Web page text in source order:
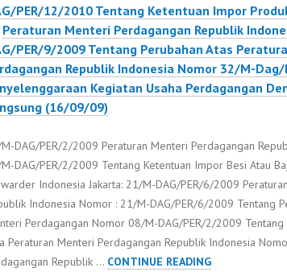
PER/12/2010 Tentang Ketentuan Impor
Peraturan Menteri Perdagangan Republik
PER/9/2009 Tentang Perubahan Atas
Republik Indonesia Nomor 32/M-
Kegiatan Usaha Perdagangan
(16/09/09)
DAG/PER/2/2009 Peraturan Menteri Perdagangan
DAG/PER/2/2009 Tentang Ketentuan Impor Besi Atau
Indonesia Jakarta: 21/M-DAG/PER/6/2009
Indonesia Nomor : 21/M-DAG/PER/6/2009 Tentang
Perdagangan Nomor 08/M-DAG/PER/2/2009 Tentang
Peraturan Menteri Perdagangan Republik Indonesia
Republik … CONTINUE READING08/M-